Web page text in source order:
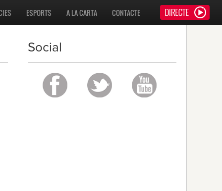
CONTACTE
A LA CARTA
ESPORTS
Social